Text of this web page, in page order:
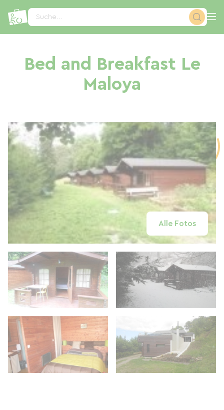
Suche...
Bed and Breakfast Le
Maloya
Alle Fotos
Cookie-Einstellungen